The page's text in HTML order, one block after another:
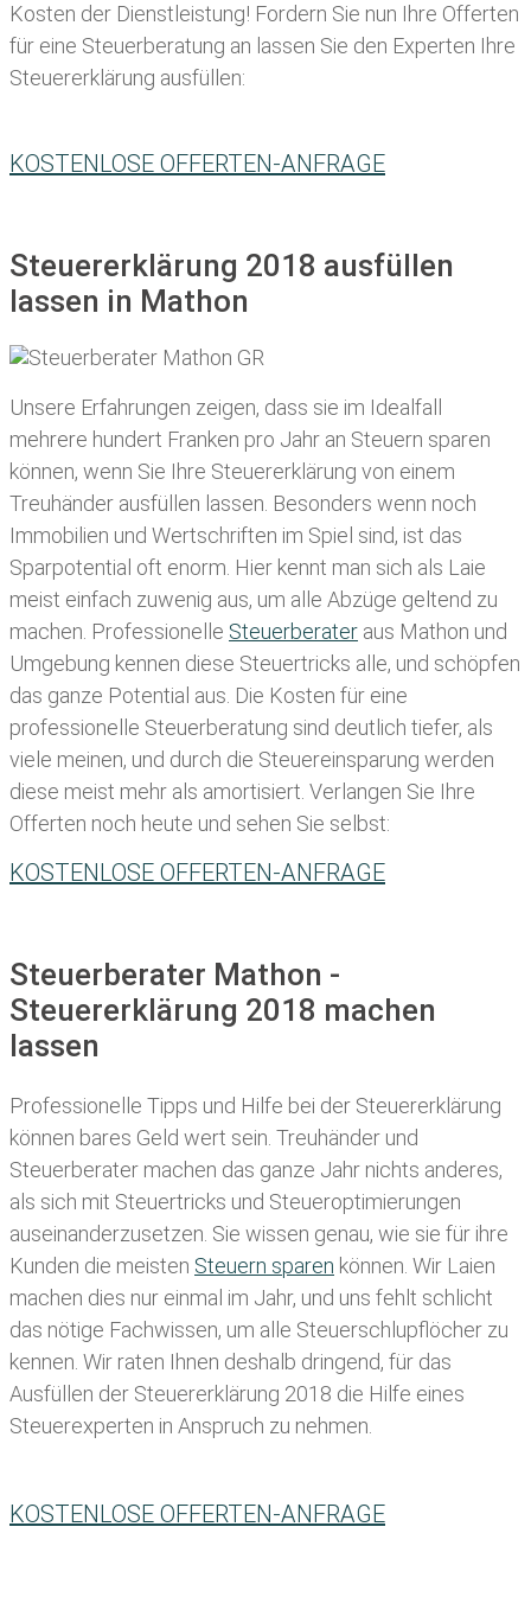
Kosten der Dienstleistung! Fordern Sie nun Ihre Offerten
für eine Steuerberatung an lassen Sie den Experten Ihre
Steuererklärung ausfüllen:
KOSTENLOSE OFFERTEN-ANFRAGE
Steuererklärung 2018 ausfüllen
lassen in Mathon
Unsere Erfahrungen zeigen, dass sie im Idealfall
mehrere hundert Franken pro Jahr an Steuern sparen
können, wenn Sie Ihre Steuererklärung von einem
Treuhänder ausfüllen lassen . Besonders wenn noch
Immobilien und Wertschriften im Spiel sind, ist das
Sparpotential oft enorm. Hier kennt man sich als Laie
meist einfach zuwenig aus, um alle Abzüge geltend zu
machen. Professionelle Steuerberater aus Mathon und
Umgebung kennen diese Steuertricks alle, und schöpfen
das ganze Potential aus. Die Kosten für eine
professionelle Steuerberatung sind deutlich tiefer, als
viele meinen, und durch die Steuereinsparung werden
diese meist mehr als amortisiert. Verlangen Sie Ihre
Offerten noch heute und sehen Sie selbst:
KOSTENLOSE OFFERTEN-ANFRAGE
Steuerberater Mathon -
Steuererklärung 2018 machen
lassen
Professionelle Tipps und Hilfe bei der Steuererklärung
können bares Geld wert sein. Treuhänder und
Steuerberater machen das ganze Jahr nichts anderes,
als sich mit Steuertricks und Steueroptimierungen
auseinanderzusetzen. Sie wissen genau, wie sie für ihre
Kunden die meisten Steuern sparen können. Wir Laien
machen dies nur einmal im Jahr, und uns fehlt schlicht
das nötige Fachwissen, um alle Steuerschlupflöcher zu
kennen. Wir raten Ihnen deshalb dringend, für das
Ausfüllen der Steuererklärung 2018 die Hilfe eines
Steuerexperten in Anspruch zu nehmen.
KOSTENLOSE OFFERTEN-ANFRAGE